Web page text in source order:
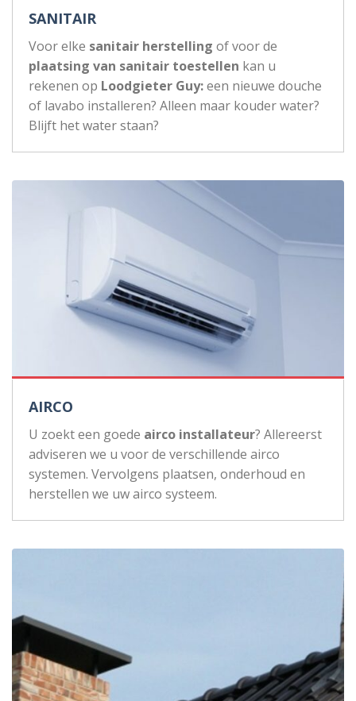
SANITAIR
Voor elke sanitair herstelling of voor de
plaatsing van sanitair toestellen kan u
rekenen op Loodgieter Guy:een nieuwe douche
of lavabo installeren? Alleen maar kouder water?
Blijft het water staan?
AIRCO
U zoekt een goede airco installateur? Allereerst
adviseren we u voor de verschillende airco
systemen. Vervolgens plaatsen, onderhoud en
herstellen we uw airco systeem.